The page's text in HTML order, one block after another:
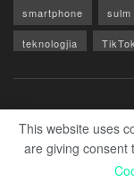
smartphone
teknologjia TikTok
© 2026 Zero1.al - Part
This website uses
are giving consent